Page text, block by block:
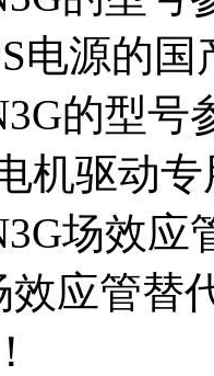
电源的
的型号
机驱动
场效应
效应管替